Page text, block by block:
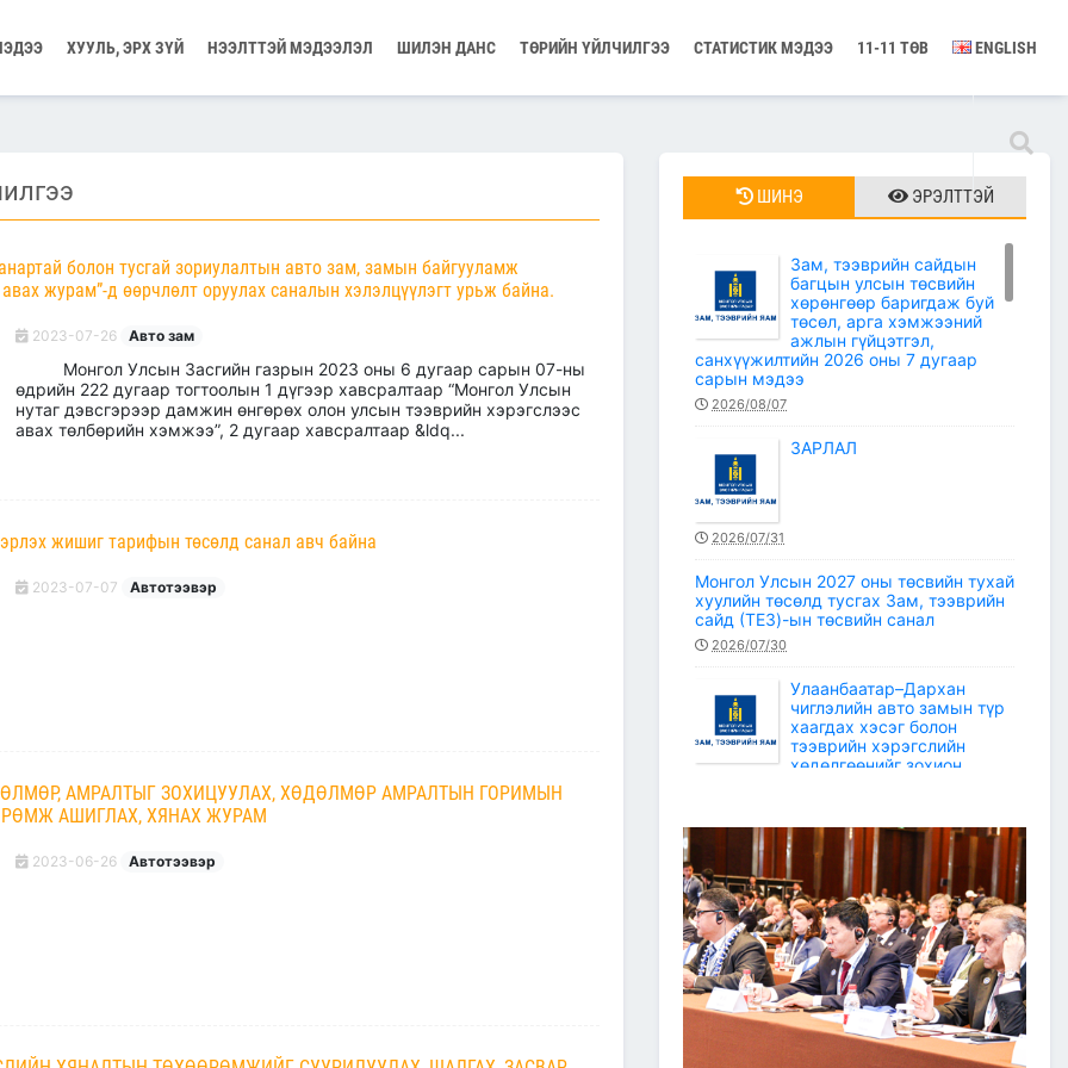
ХУУЛЬ, ЭРХ ЗҮЙ НЭЭЛТТЭЙ МЭДЭЭЛЭЛ ШИЛЭН ДАНС ТӨРИЙН ҮЙЛЧИЛГЭЭ СТАТИСТИК МЭДЭЭ 11-11 ТӨВ ENGLISH
болон тусгай зориулалтын авто зам, замын байгууламж
журам”-д өөрчлөлт оруулах саналын хэлэлцүүлэгт урьж байна.
2023-07-26 Авто зам
Монгол Улсын Засгийн газрын 2023 оны 6 дугаар сарын 07-ны
өдрийн 222 дугаар тогтоолын 1 дүгээр хавсралтаар “Монгол Улсын
нутаг дэвсгэрээр дамжин өнгөрөх олон улсын тээврийн хэрэгслээс
авах төлбөрийн хэмжээ”, 2 дугаар хавсралтаар &ldq...
жишиг тарифын төсөлд санал авч байна
2023-07-07 Автотээвэр
АМРАЛТЫГ ЗОХИЦУУЛАХ, ХӨДӨЛМӨР АМРАЛТЫН ГОРИМЫН
АШИГЛАХ, ХЯНАХ ЖУРАМ
2023-06-26 Автотээвэр
ШИНЭ ЭРЭЛТТЭЙ
Зам, тээврийн сайдын
багцын улсын төсвийн
хөрөнгөөр баригдаж буй
төсөл, арга хэмжээний
ажлын гүйцэтгэл,
санхүүжилтийн 2026 оны 7 дугаар
сарын мэдээ
2026/08/07
ЗАРЛАЛ
2026/07/31
Монгол Улсын 2027 оны төсвийн тухай
хуулийн төсөлд тусгах Зам, тээврийн
сайд (ТЕЗ)-ын төсвийн санал
2026/07/30
Улаанбаатар–Дархан
чиглэлийн авто замын түр
хаагдах хэсэг болон
тээврийн хэрэгслийн
хөдөлгөөнийг зохион
Зам, тээврийн салбарын статистикийн
мэдээ /2026 оны 6 дугаар сар/
2026/07/20
Зам, тээврийн сайдын багцын улсын
төсвийн хөрөнгөөр баригдаж буй
төсөл, арга хэмжээний ажлын
гүйцэтгэл, санхүүжилтийн 2026 оны 6
дугаар сарын мэдээ